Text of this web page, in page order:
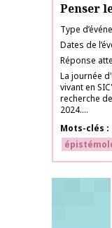
Penser
Type
Dates de
Réponse
La journée
vivant en
recherche
2024....
Mots-clés